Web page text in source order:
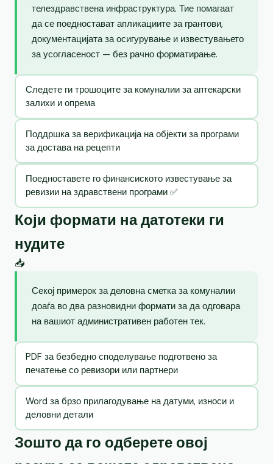
телездравствена инфраструктура. Тие помагаат
да се поедностават апликациите за грантови,
документацијата за осигурување и известувањето
за усогласеност — без рачно форматирање.
Следете ги трошоците за комуналии за аптекарски
залихи и опрема
Поддршка за верификација на објекти за програми
за достава на рецепти
Поедноставете го финансиското известување за
ревизии на здравствени програми ✅
Који формати на датотеки ги
нудите
📥
Секој примерок за деловна сметка за комуналии
доаѓа во два разновидни формати за да одговара
на вашиот административен работен тек.
PDF за безбедно споделување подготвено за
печатење со ревизори или партнери
Word за брзо прилагодување на датуми, износи и
деловни детали
Зошто да го одберете овој